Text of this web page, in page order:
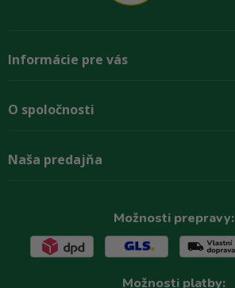
Informácie pre vás
Preprava a platba
Rady zákazníkom
O spoločnosti
O firme
Naša predajňa
Možnosti prepravy:
Možnosti platby: